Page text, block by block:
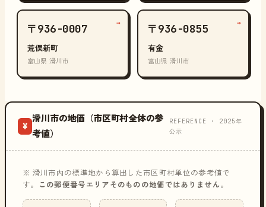
〒936-0007
荒俣新町
富山県 滑川市
→ 〒936-0855
有金
富山県 滑川市
→
¥
滑川市の地価（市区町村全体の参
考値）
REFERENCE · 2025年
公示
※ 滑川市内の標準地から算出した市区町村単位の参考値で
す。
この郵便番号エリアそのものの地価ではありません。